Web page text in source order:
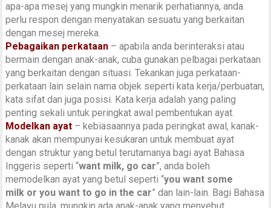
apa-apa mesej yang mungkin menarik perhatiannya, anda
perlu respon dengan menyatakan sesuatu yang berkaitan
dengan mesej mereka.
Pebagaikan perkataan – apabila anda berinteraksi atau
bermain dengan anak-anak, cuba gunakan pelbagai perkataan
yang berkaitan dengan situasi. Tekankan juga perkataan-
perkataan lain selain nama objek seperti kata kerja/perbuatan,
kata sifat dan juga posisi. Kata kerja adalah yang paling
penting sekali untuk peringkat awal pembentukan ayat.
Modelkan ayat – kebiasaannya pada peringkat awal, kanak-
kanak akan mempunyai kesukaran untuk membuat ayat
dengan struktur yang betul terutamanya bagi ayat Bahasa
Inggeris seperti “want milk, go car”, anda boleh
memodelkan ayat yang betul seperti “you want some
milk or you want to go in the car” dan lain-lain. Bagi Bahasa